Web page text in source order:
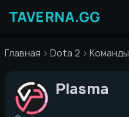
содержимому
Главная Dota 2 Команды
Plasma